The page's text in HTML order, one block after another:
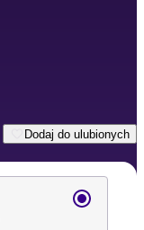
Dodaj do ulubionych